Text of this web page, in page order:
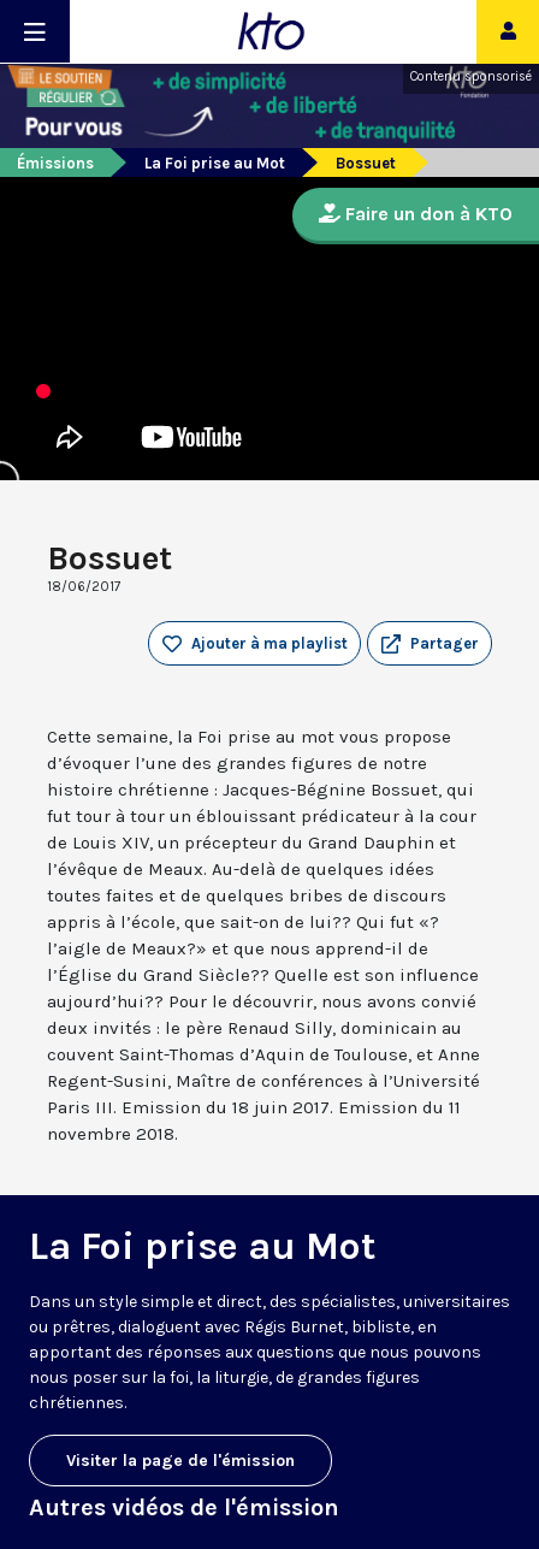
Contenu sponsorisé
Émissions La Foi prise au Mot Bossuet
Bossuet
18/06/2017
Partager
Ajouter à ma playlist
Cette semaine, la Foi prise au mot vous propose
d’évoquer l’une des grandes figures de notre
histoire chrétienne : Jacques-Bégnine Bossuet, qui
fut tour à tour un éblouissant prédicateur à la cour
de Louis XIV, un précepteur du Grand Dauphin et
l’évêque de Meaux. Au-delà de quelques idées
toutes faites et de quelques bribes de discours
appris à l’école, que sait-on de lui?? Qui fut «?
l’aigle de Meaux?» et que nous apprend-il de
l’Église du Grand Siècle?? Quelle est son influence
aujourd’hui?? Pour le découvrir, nous avons convié
deux invités : le père Renaud Silly, dominicain au
couvent Saint-Thomas d’Aquin de Toulouse, et Anne
Regent-Susini, Maître de conférences à l’Université
Paris III. Emission du 18 juin 2017. Emission du 11
novembre 2018.
La Foi prise au Mot
Dans un style simple et direct, des spécialistes, universitaires
ou prêtres, dialoguent avec Régis Burnet, bibliste, en
apportant des réponses aux questions que nous pouvons
nous poser sur la foi, la liturgie, de grandes figures
chrétiennes.
Visiter la page de l'émission
Autres vidéos de l'émission
Faire un don à KTO